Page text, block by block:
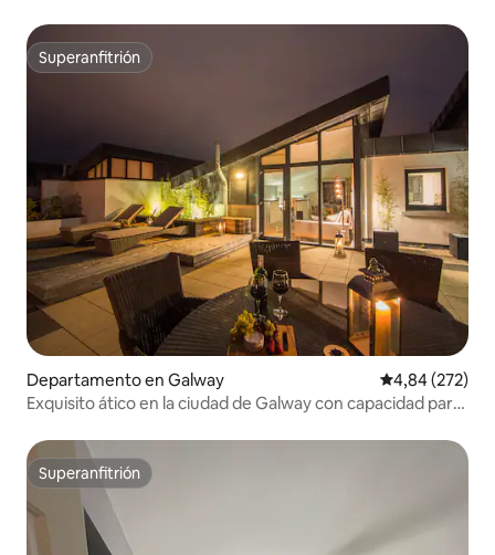
Superanfitrión
Superanfitrión
Departamento en Galway Calificación
4,84 (272)
Exquisito ático en la ciudad de Galway con capacidad para
Superanfitrión
Superanfitrión